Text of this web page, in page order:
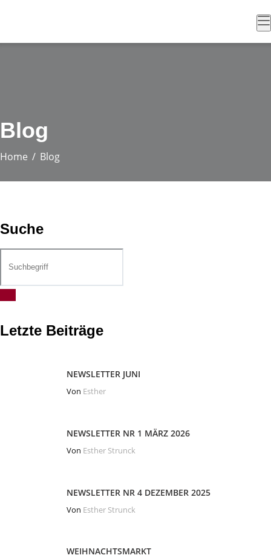
Blog
Home Blog
Suche
Letzte Beiträge
NEWSLETTER JUNI
Von Esther
NEWSLETTER NR 1 MÄRZ 2026
Von Esther Strunck
NEWSLETTER NR 4 DEZEMBER 2025
Von Esther Strunck
WEIHNACHTSMARKT